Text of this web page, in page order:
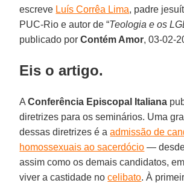
escreve Luís Corrêa Lima, padre
PUC-Rio e autor de “Teologia e os
publicado porContém Amor, 03-02-
Eis o artigo.
AConferência Episcopal Italiana
diretrizes para os seminários. Uma
dessas diretrizes é aadmissão de
homossexuais ao sacerdócio —
assim como os demais candidatos,
viver a castidade nocelibato. À